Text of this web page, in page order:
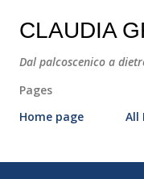
CLAUDIA
Dal palcoscenico a
Pages
Home page
All